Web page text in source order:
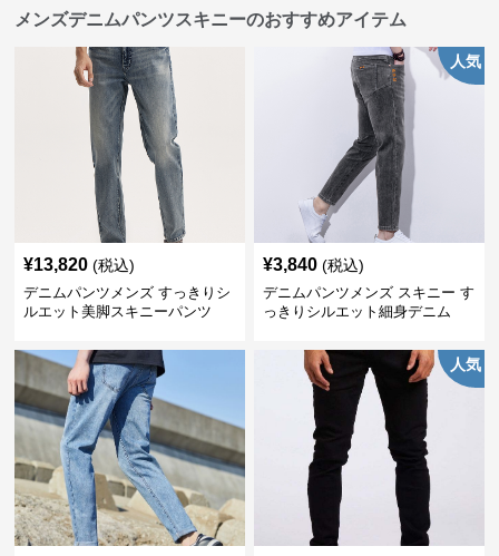
メンズデニムパンツスキニーのおすすめアイテム
¥13,820 (税込)
デニムパンツメンズ すっきりシ
ルエット美脚スキニーパンツ
人気
¥3,840 (税込)
デニムパンツメンズ スキニー す
っきりシルエット細身デニム
人気